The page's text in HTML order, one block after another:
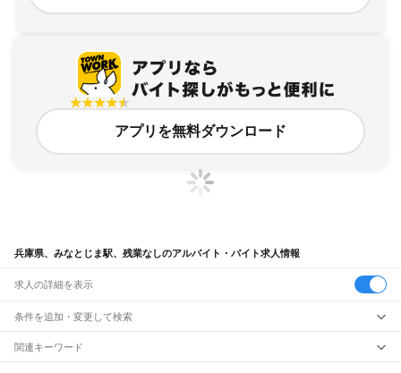
アプリを無料ダウンロード
兵庫県、みなとじま駅、残業なしのアルバイト・バイト求人情報
求人の詳細を表示
条件を追加・変更して検索
市区町村を追加・変更
関連キーワード